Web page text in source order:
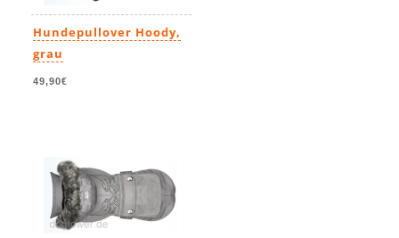
Hundepullover Hoody,
grau
49,90€